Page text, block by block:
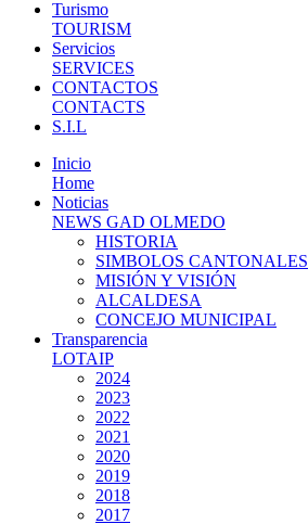
Turismo
TOURISM
Servicios
SERVICES
CONTACTOS
CONTACTS
S.I.L
Inicio
Home
Noticias
NEWS GAD OLMEDO
HISTORIA
SIMBOLOS CANTONALES
MISIÓN Y VISIÓN
ALCALDESA
CONCEJO MUNICIPAL
Transparencia
LOTAIP
2024
2023
2022
2021
2020
2019
2018
2017